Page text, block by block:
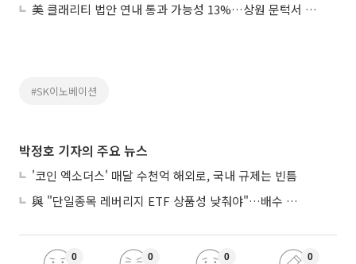
美 클래리티 법안 연내 통과 가능성 13%…상원 문턱서 제동
#SK이노베이션
박정호 기자의 주요 뉴스
'코인 엑소더스' 매달 수천억 해외로, 국내 규제는 빈틈
與 "단일종목 레버리지 ETF 상품성 낮춰야"…배수 조정안도 거론
0 0 0 0